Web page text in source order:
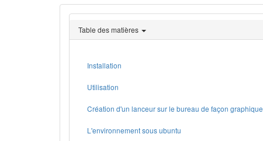
Table des matières
Installation
Utilisation
Création d'un lanceur sur le bureau de façon graphique
L'environnement sous ubuntu